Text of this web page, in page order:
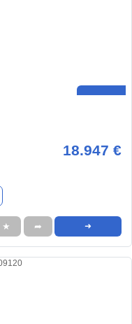
18.947 €
★ ➦ ➜